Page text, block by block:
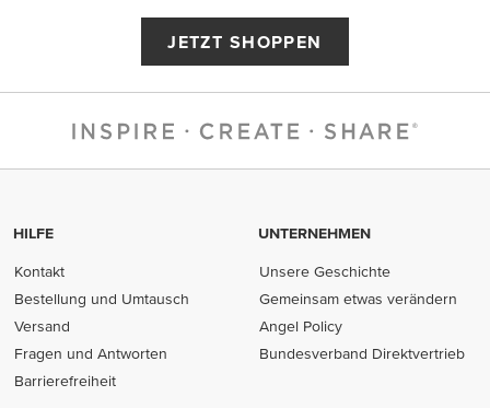
JETZT SHOPPEN
HILFE
Kontakt
Bestellung und Umtausch
Versand
Fragen und Antworten
Barrierefreiheit
UNTERNEHMEN
Unsere Geschichte
Gemeinsam etwas verändern
Angel Policy
Bundesverband Direktvertrieb